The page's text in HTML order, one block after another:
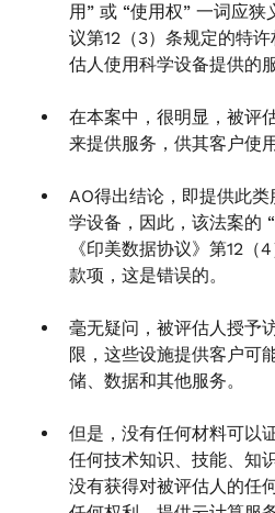
用” 或 “使用权” 一词应
议第12（3）条规定的特
估人使用科学设备提供的
在本案中，很明显，被评
来提供服务，供其客户使用
AO得出结论，即提供此
学设备，因此，该法案的
《印美数据协议》第12
款项，这是错误的。
毫无疑问，被评估人授予
限，这些设施提供客户可
储、数据和其他服务。
但是，没有任何材料可以
任何技术知识、技能、知
没有获得对被评估人的任